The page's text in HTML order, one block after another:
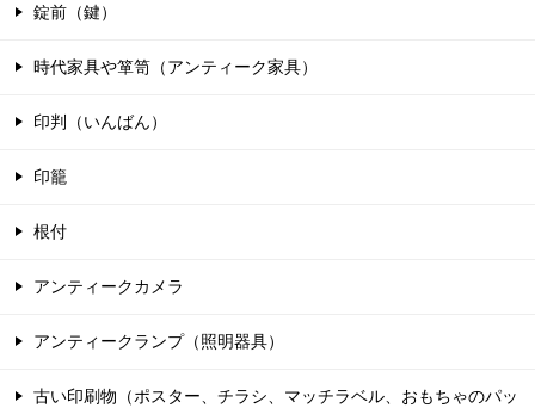
錠前（鍵）
時代家具や箪笥（アンティーク家具）
印判（いんばん）
印籠
根付
アンティークカメラ
アンティークランプ（照明器具）
古い印刷物（ポスター、チラシ、マッチラベル、おもちゃのパッ